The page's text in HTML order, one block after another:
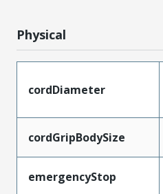
Physical
cordDiameter
cordGripBodySize
emergencyStop